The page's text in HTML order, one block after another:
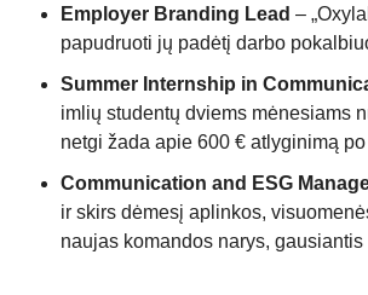
Employer Branding Lead –
papudruoti jų padėtį darbo
Summer Internship in
imlių studentų dviems mėnesiams
netgi žada apie 600 € atlyginimą
Communication and ESG
ir skirs dėmesį aplinkos,
naujas komandos narys,